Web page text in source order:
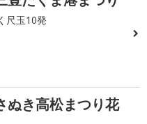
尺玉10発
ぬき高松まつり花